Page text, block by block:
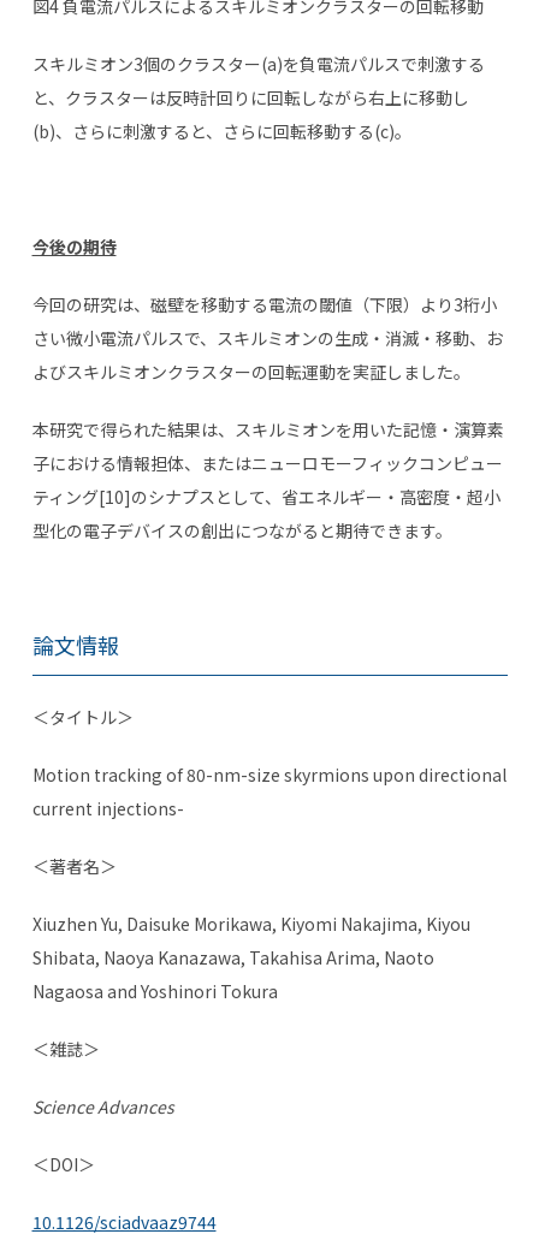
図4 負電流パルスによるスキルミオンクラスターの回転移動
スキルミオン3個のクラスター(a)を負電流パルスで刺激する
と、クラスターは反時計回りに回転しながら右上に移動し
(b)、さらに刺激すると、さらに回転移動する(c)。
今後の期待
今回の研究は、磁壁を移動する電流の閾値（下限）より3桁小
さい微小電流パルスで、スキルミオンの生成・消滅・移動、お
よびスキルミオンクラスターの回転運動を実証しました。
本研究で得られた結果は、スキルミオンを用いた記憶・演算素
子における情報担体、またはニューロモーフィックコンピュー
ティング[10]のシナプスとして、省エネルギー・高密度・超小
型化の電子デバイスの創出につながると期待できます。
論文情報
＜タイトル＞
Motion tracking of 80-nm-size skyrmions upon directional
current injections-
＜著者名＞
Xiuzhen Yu, Daisuke Morikawa, Kiyomi Nakajima, Kiyou
Shibata, Naoya Kanazawa, Takahisa Arima, Naoto
Nagaosa and Yoshinori Tokura
＜雑誌＞
Science Advances
＜DOI＞
10.1126/sciadvaaz9744